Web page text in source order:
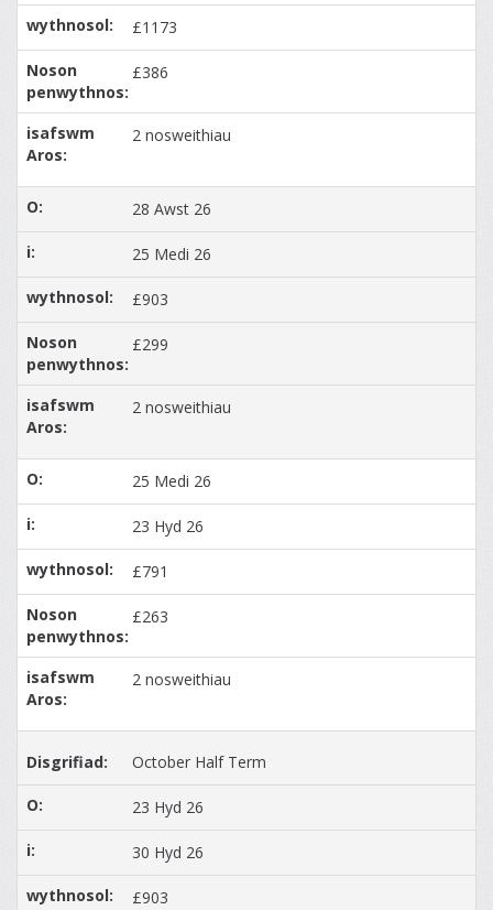
£1173
£386
2 nosweithiau
28 Awst 26
25 Medi 26
£903
£299
2 nosweithiau
25 Medi 26
23 Hyd 26
£791
£263
2 nosweithiau
October Half Term
23 Hyd 26
30 Hyd 26
£903